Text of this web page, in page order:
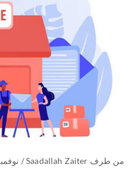
من طرف Saadallah Zaiter
/ نوفمبر 27,